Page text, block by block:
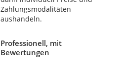
Zahlungsmodalitäten
aushandeln.
Professionell, mit
Bewertungen